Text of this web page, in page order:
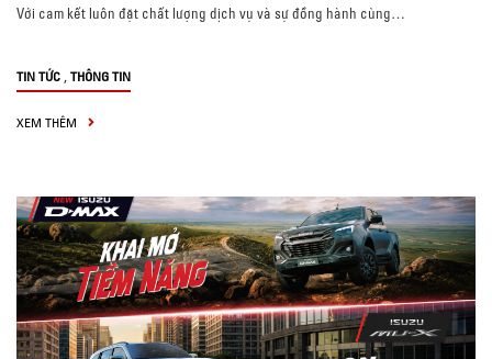
Với cam kết luôn đặt chất lượng dịch vụ và sự đồng hành cùng…
TIN TỨC , THÔNG TIN
XEM THÊM